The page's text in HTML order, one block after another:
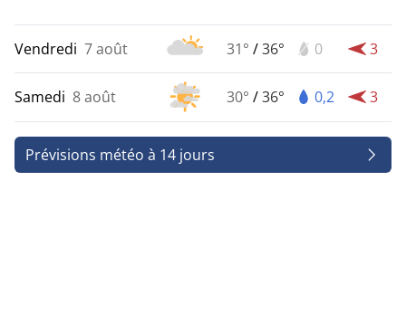
Vendredi 7 août 31° /36° 0 3
Samedi 8 août 30° /36° 0,2 3
Prévisions météo à 14 jours